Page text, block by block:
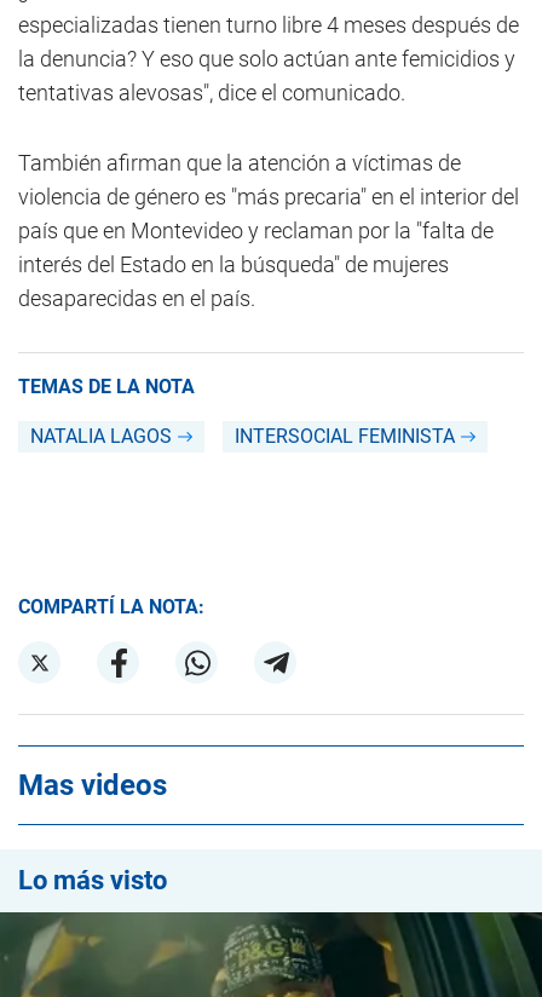
especializadas tienen turno libre 4 meses después de
la denuncia? Y eso que solo actúan ante femicidios y
tentativas alevosas", dice el comunicado.
También afirman que la atención a víctimas de
violencia de género es "más precaria" en el interior del
país que en Montevideo y reclaman por la "falta de
interés del Estado en la búsqueda" de mujeres
desaparecidas en el país.
TEMAS DE LA NOTA
NATALIA LAGOS INTERSOCIAL FEMINISTA
COMPARTÍ LA NOTA:
Mas videos
Lo más visto